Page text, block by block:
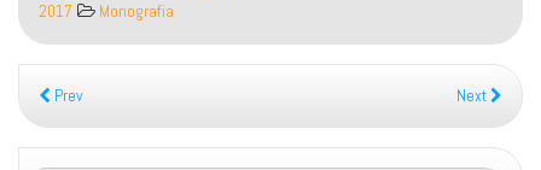
et
2017
Monografia
Prev Next